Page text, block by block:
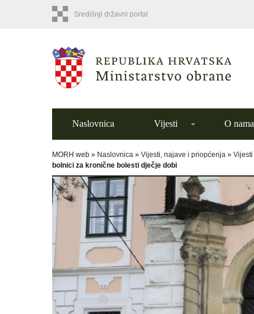
Središnji državni portal
Naslovnica Vijesti O nama
MORH web » Naslovnica » Vijesti, najave i priopćenja » Vijesti
bolnici za kronične bolesti dječje dobi